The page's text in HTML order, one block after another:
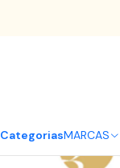
CategoriasMARCAS